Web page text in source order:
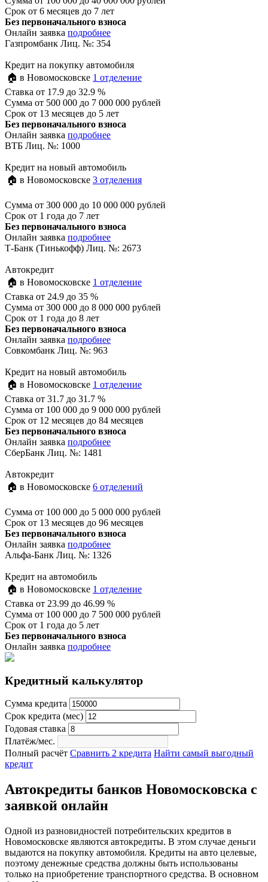
Срок от 6 месяцев до 7 лет
Без первоначального взноса
Онлайн заявка подробнее
Газпромбанк Лиц. №: 354
Кредит на покупку автомобиля
🏠 в Новомосковске 1 отделение
Ставка от 17.9 до 32.9 %
Сумма от 500 000 до 7 000 000 рублей
Срок от 13 месяцев до 5 лет
Без первоначального взноса
Онлайн заявка подробнее
ВТБ Лиц. №: 1000
Кредит на новый автомобиль
🏠 в Новомосковске 3 отделения
Сумма от 300 000 до 10 000 000 рублей
Срок от 1 года до 7 лет
Без первоначального взноса
Онлайн заявка подробнее
Т-Банк (Тинькофф) Лиц. №: 2673
Автокредит
🏠 в Новомосковске 1 отделение
Ставка от 24.9 до 35 %
Сумма от 300 000 до 8 000 000 рублей
Срок от 1 года до 8 лет
Без первоначального взноса
Онлайн заявка подробнее
Совкомбанк Лиц. №: 963
Кредит на новый автомобиль
🏠 в Новомосковске 1 отделение
Ставка от 31.7 до 31.7 %
Сумма от 100 000 до 9 000 000 рублей
Срок от 12 месяцев до 84 месяцев
Без первоначального взноса
Онлайн заявка подробнее
СберБанк Лиц. №: 1481
Автокредит
🏠 в Новомосковске 6 отделений
Сумма от 100 000 до 5 000 000 рублей
Срок от 13 месяцев до 96 месяцев
Без первоначального взноса
Онлайн заявка подробнее
Альфа-Банк Лиц. №: 1326
Кредит на автомобиль
🏠 в Новомосковске 1 отделение
Ставка от 23.99 до 46.99 %
Сумма от 100 000 до 7 500 000 рублей
Срок от 1 года до 5 лет
Без первоначального взноса
Онлайн заявка подробнее
Кредитный калькулятор
Сумма кредита
Срок кредита (мес)
Годовая ставка
Платёж/мес.
Полный расчёт Сравнить 2 кредита Найти самый выгодный
кредит
Автокредиты банков Новомосковска с
заявкой онлайн
Одной из разновидностей потребительских кредитов в
Новомосковске являются автокредиты. В этом случае деньги
выдаются на покупку автомобиля. Кредиты на авто целевые,
поэтому денежные средства должны быть использованы
только на приобретение транспортного средства. В основном